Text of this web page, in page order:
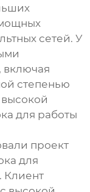
сетей. У
включая
степенью
для работы
проект
для
Клиент